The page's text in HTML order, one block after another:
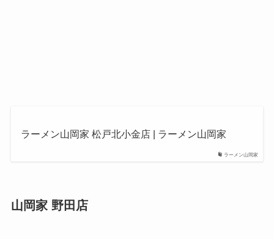
ラーメン山岡家
ラーメン山岡家 松戸北小金店 | ラーメン山岡家
山岡家 野田店